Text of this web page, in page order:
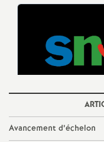
Avancement d’échelon